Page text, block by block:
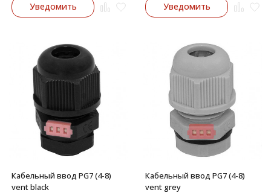
Уведомить Уведомить
Кабельный ввод PG7 (4-8)
vent black
Кабельный ввод PG7 (4-8)
vent grey